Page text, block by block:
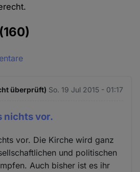
(160)
überprüft) So. 19 Jul 2015 - 01:17
nichts vor.
vor. Die Kirche wird ganz
und politischen
Auch bisher ist es ihr